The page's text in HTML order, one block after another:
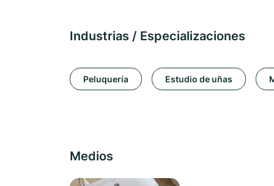
Industrias / Especializaciones
Peluquería Estudio de uñas
Medios